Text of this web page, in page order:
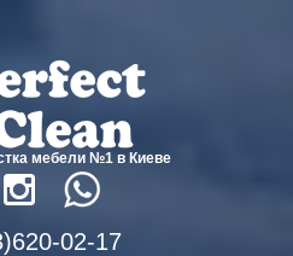
мебели №1 в Киеве
02-17